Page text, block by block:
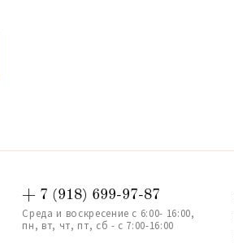
+ 7 (918) 699-97-87
Среда и воскресение с 6:00- 16:00,
пн, вт, чт, пт, сб - с 7:00-16:00